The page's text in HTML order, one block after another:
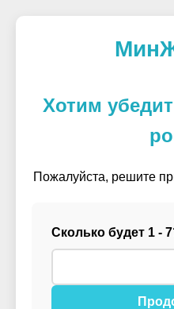
Хотим
Пожалуйста, решите
Сколько будет 1 -